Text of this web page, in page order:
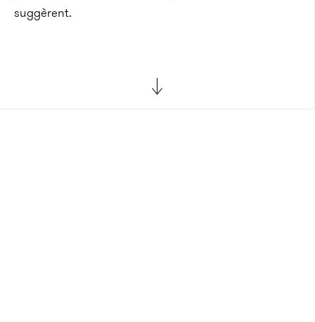
suggèrent.